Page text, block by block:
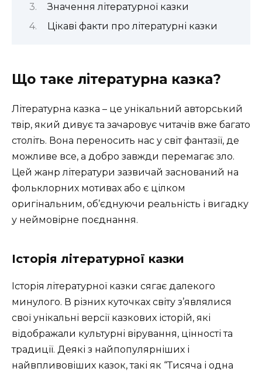
Значення літературної казки
Цікаві факти про літературні казки
Що таке літературна казка?
Літературна казка – це унікальний авторський
твір, який дивує та зачаровує читачів вже багато
століть. Вона переносить нас у світ фантазії, де
можливе все, а добро завжди перемагає зло.
Цей жанр літератури зазвичай заснований на
фольклорних мотивах або є цілком
оригінальним, об’єднуючи реальність і вигадку
у неймовірне поєднання.
Історія літературної казки
Історія літературної казки сягає далекого
минулого. В різних куточках світу з’являлися
свої унікальні версії казкових історій, які
відображали культурні вірування, цінності та
традиції. Деякі з найпопулярніших і
найвпливовіших казок, такі як “Тисяча і одна